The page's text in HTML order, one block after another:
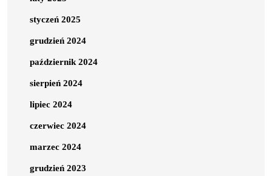
styczeń 2025
grudzień 2024
październik 2024
sierpień 2024
lipiec 2024
czerwiec 2024
marzec 2024
grudzień 2023